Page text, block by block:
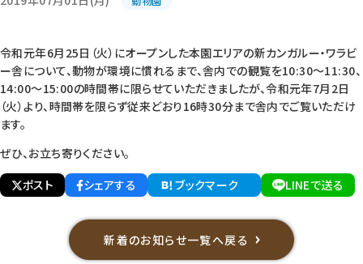
令和元年6月25日（火）にオープンした本園エリアの新カンガルー・ワラビ
ー舎について、動物が環境に慣れるまで、舎内での観覧を10:30～11:30、
14:00～15:00の時間帯に限らせていただきましたが、令和元年7月2日
（火）より、時間帯を限らず従来どおり16時30分まで舎内でご覧いただけ
ます。
ぜひ、お立ち寄りください。
ポスト
シェアする ブックマーク LINEで送る
新着のお知らせ一覧へ戻る